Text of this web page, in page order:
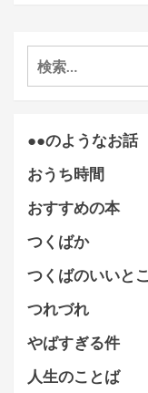
検
索:
●●のようなお話
おうち時間
おすすめの本
つくばか
つくばのいいと
つれづれ
やばすぎる件
人生のことば